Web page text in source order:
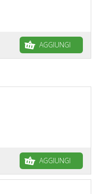
AGGIUNGI
AGGIUNGI